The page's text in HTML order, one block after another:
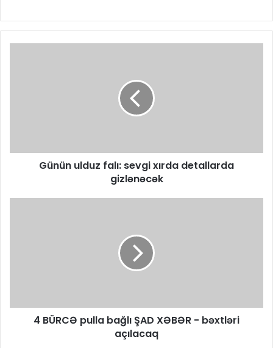
Günün ulduz falı: sevgi xırda detallarda
gizlənəcək
4 BÜRCƏ pulla bağlı ŞAD XƏBƏR - bəxtləri
açılacaq